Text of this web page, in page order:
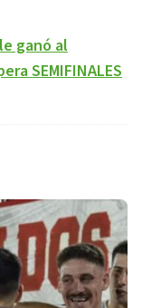
ganó al
SEMIFINALES